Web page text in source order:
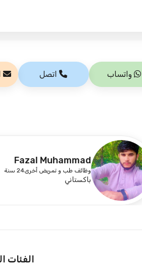
واتساب اتصل
Fazal Muhammad
وظائف طب و تمريض أخرى24 سنة
باكستاني
الفئات